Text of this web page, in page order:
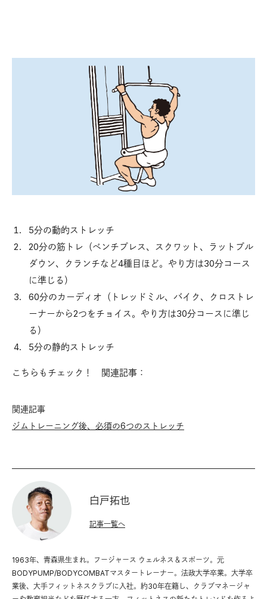
5分の動的ストレッチ
20分の筋トレ（ベンチプレス、スクワット、ラットプル
ダウン、クランチなど4種目ほど。やり方は30分コース
に準じる）
60分のカーディオ（トレッドミル、バイク、クロストレ
ーナーから2つをチョイス。やり方は30分コースに準じ
る）
5分の静的ストレッチ
こちらもチェック！ 関連記事：
関連記事
ジムトレーニング後、必須の6つのストレッチ
白戸拓也
1963年、青森県生まれ。フージャース ウェルネス＆スポーツ。元
BODYPUMP/BODYCOMBATマスタートレーナー。法政大学卒業。大学卒
業後、大手フィットネスクラブに入社。約30年在籍し、クラブマネージャ
記事一覧へ